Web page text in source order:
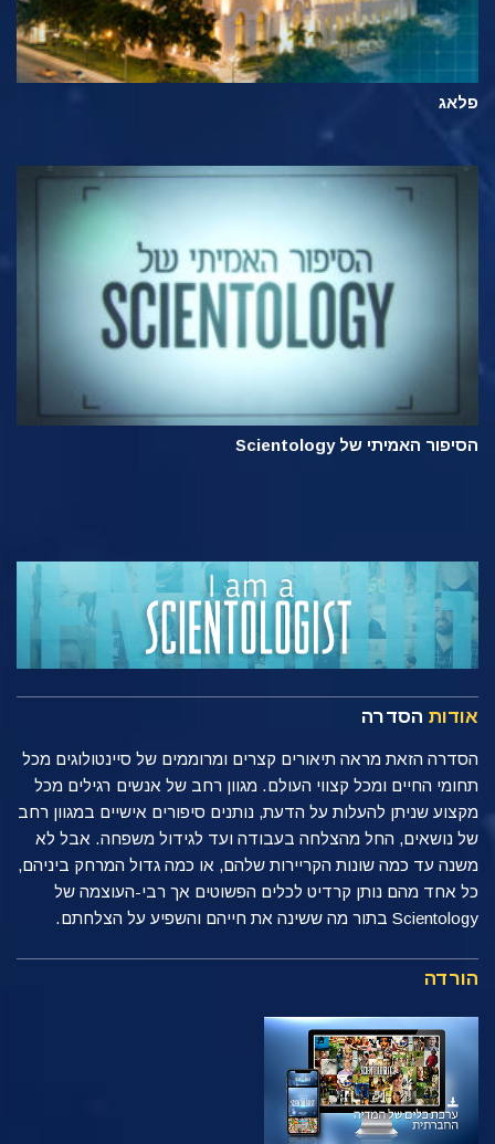
פלאג
הסיפור האמיתי של Scientology
אודות הסדרה
הסדרה הזאת מראה תיאורים קצרים ומרוממים של סיינטולוגים מכל
תחומי החיים ומכל קצווי העולם. מגוון רחב של אנשים רגילים מכל
מקצוע שניתן להעלות על הדעת, נותנים סיפורים אישיים במגוון רחב
של נושאים, החל מהצלחה בעבודה ועד לגידול משפחה. אבל לא
משנה עד כמה שונות הקריירות שלהם, או כמה גדול המרחק ביניהם,
כל אחד מהם נותן קרדיט לכלים הפשוטים אך רבי-העוצמה של
Scientology בתור מה ששינה את חייהם והשפיע על הצלחתם.
הורדה